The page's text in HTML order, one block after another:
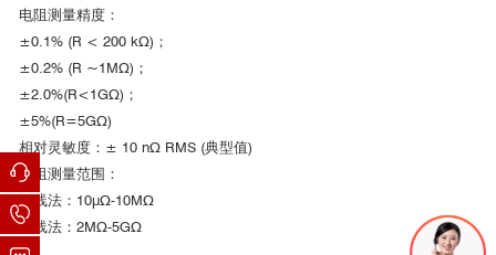
电阻测量精度：
±0.1% (R < 200 kΩ)；
±0.2% (R ~1MΩ)；
±2.0%(R<1GΩ)；
±5%(R=5GΩ)
相对灵敏度：± 10 nΩ RMS (典型值)
电阻测量范围：
四线法：10μΩ-10MΩ
二线法：2MΩ-5GΩ
二维磁性纳米片CrSe
■ 膨胀系数测量选件测试数据